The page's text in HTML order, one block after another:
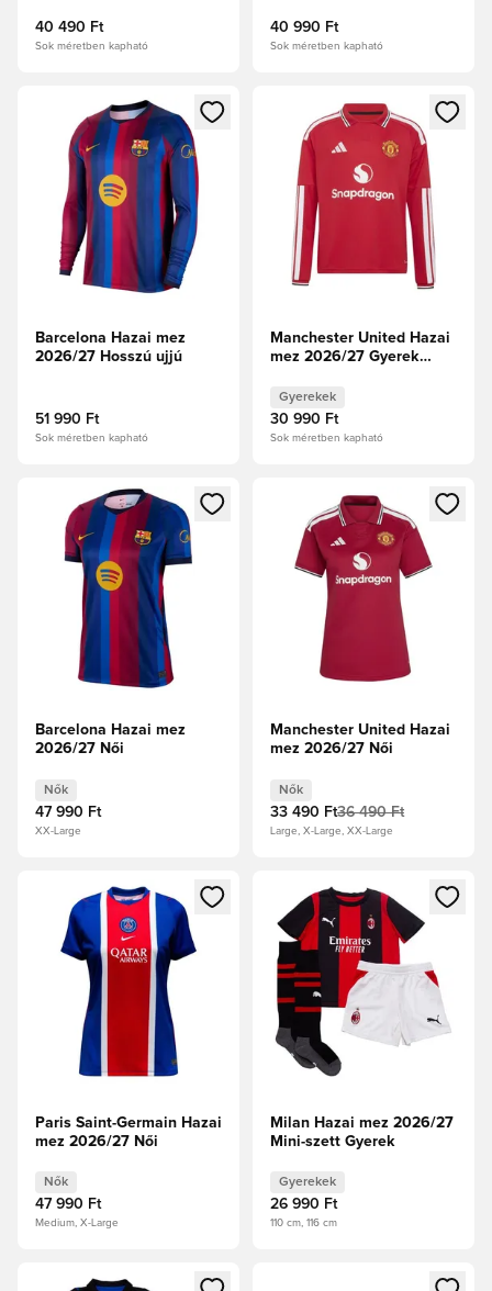
40 490 Ft
Sok méretben kapható
40 990 Ft
Sok méretben kapható
Megnyit egy modált a bejelentkezéshez vagy a tagként
Barcelona Hazai mez
2026/27 Hosszú ujjú
51 990 Ft
Sok méretben kapható
Megnyit egy modált a
Manchester United Hazai
mez 2026/27 Gyerek
Gyerekek
30 990 Ft
Sok méretben kapható
Megnyit egy modált a bejelentkezéshez vagy a tagként
Barcelona Hazai mez
2026/27 Női
Nők
47 990 Ft
XX-Large
Megnyit egy modált a
Manchester United Hazai
mez 2026/27 Női
Nők
33 490 Ft36 490 Ft
Large, X-Large, XX-Large
Megnyit egy modált a bejelentkezéshez vagy a tagként
Paris Saint-Germain Hazai
mez 2026/27 Női
Nők
47 990 Ft
Medium, X-Large
Megnyit egy modált a
Milan Hazai mez 2026/27
Mini-szett Gyerek
Gyerekek
26 990 Ft
110 cm, 116 cm
Megnyit egy modált a bejelentkezéshez vagy a tagként
Megnyit egy modált a